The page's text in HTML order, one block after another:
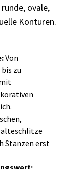
ovale,
Konturen.
Von
zu
Stanzen erst